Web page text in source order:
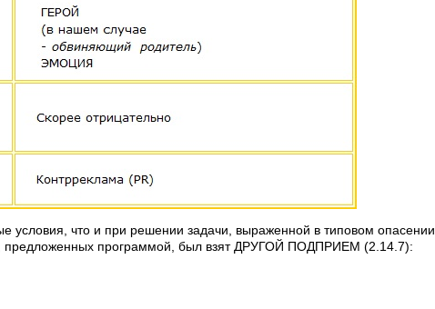
условия, что и при решении задачи, выраженной в типовом опасении
предложенных программой, был взят ДРУГОЙ ПОДПРИЕМ (2.14.7):